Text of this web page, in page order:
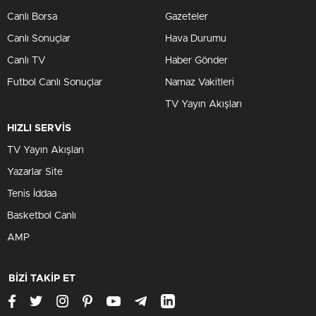
Canlı Borsa
Canlı Sonuçlar
Canlı TV
Futbol Canlı Sonuçlar
Gazeteler
Hava Durumu
Haber Gönder
Namaz Vakitleri
TV Yayın Akışları
HIZLI SERVİS
TV Yayın Akışları
Yazarlar Site
Tenis İddaa
Basketbol Canlı
AMP
BİZİ TAKİP ET